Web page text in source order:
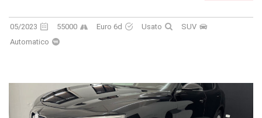
05/2023 55000 Euro 6d Usato
SUV
Automatico